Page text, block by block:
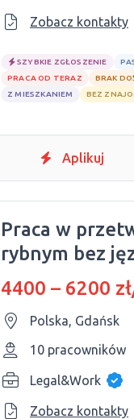
Zobacz kontakty
SZYBKIE ZGŁOSZENIE
PRACA OD TERAZ
BRAK
Z MIESZKANIEM
BEZ
Aplikuj
Praca w
rybnym bez
4400 – 6200
Polska, Gdańsk
10 pracowników
Legal&Work
Zobacz kontakty